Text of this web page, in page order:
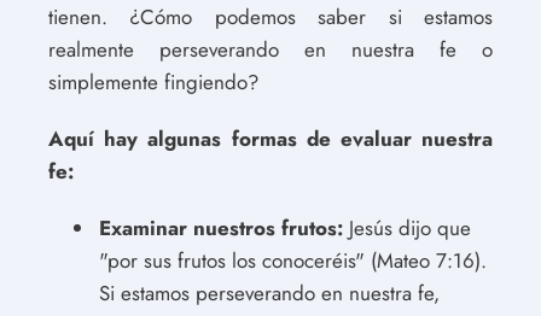
tienen. ¿Cómo podemos saber si estamos
realmente perseverando en nuestra fe o
simplemente fingiendo?
Aquí hay algunas formas de evaluar nuestra
fe:
Examinar nuestros frutos: Jesús dijo que
"por sus frutos los conoceréis" (Mateo 7:16).
Si estamos perseverando en nuestra fe,